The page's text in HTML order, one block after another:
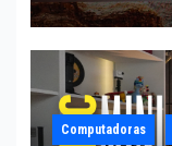
Computadoras